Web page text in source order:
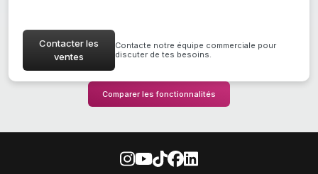
Contacter les
ventes
Contacte notre équipe commerciale pour
discuter de tes besoins.
Comparer les fonctionnalités